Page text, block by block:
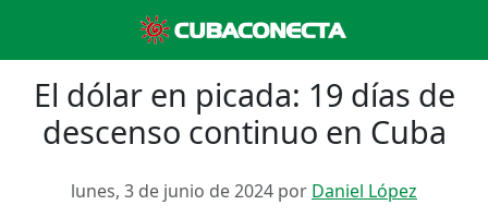
El dólar en picada: 19 días de
descenso continuo en Cuba
lunes, 3 de junio de 2024 por Daniel López